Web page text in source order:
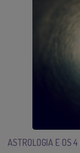
ASTROLOGIA E OS